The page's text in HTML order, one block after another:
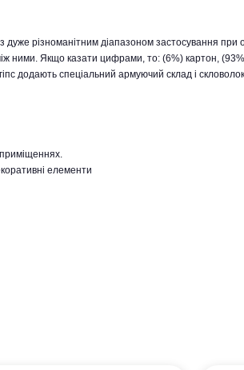
дуже різноманітним діапазоном застосування при
ними. Якщо казати цифрами, то: (6%) картон, (93%)
додають спеціальний армуючий склад і
елементи